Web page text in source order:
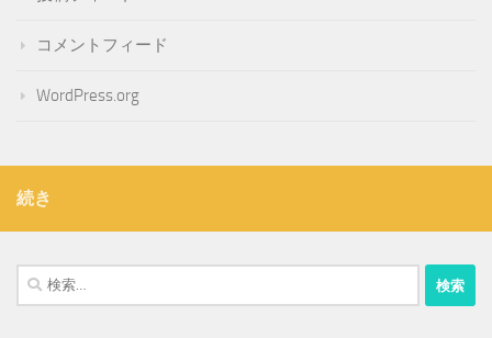
コメントフィード
WordPress.org
続き
検
索: